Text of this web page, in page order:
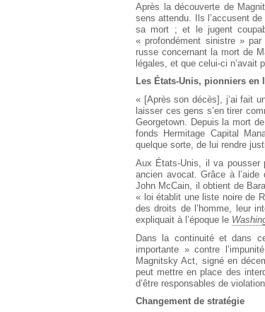
Après la découverte de
sens attendu. Ils l’accusent
sa mort ; et le jugent
« profondément sinistre »
russe concernant la mort de
légales, et que celui-ci n’avait
Les États-Unis, pionniers en
« [Après son décès], j’ai fait
laisser ces gens s’en tirer
Georgetown. Depuis la mort
fonds Hermitage Capital
quelque sorte, de lui rendre
Aux États-Unis, il va pousser
ancien avocat. Grâce à l’aide
John McCain, il obtient de
« loi établit une liste noire de
des droits de l’homme, leur
expliquait à l’époque le
Dans la continuité et dans
importante » contre
Magnitsky Act, signé en
peut mettre en place des
d’être responsables de
Changement de stratégie